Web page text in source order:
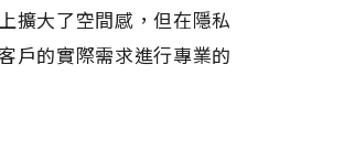
擴大了空間感，但在隱私
戶的實際需求進行專業的